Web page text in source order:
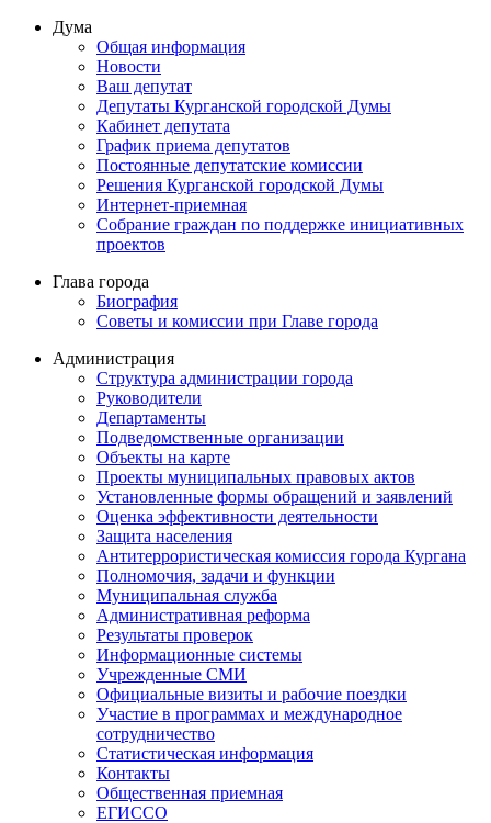
Дума
Общая информация
Новости
Ваш депутат
Депутаты Курганской городской Думы
Кабинет депутата
График приема депутатов
Постоянные депутатские комиссии
Решения Курганской городской Думы
Интернет-приемная
Собрание граждан по поддержке инициативных
проектов
Глава города
Биография
Советы и комиссии при Главе города
Администрация
Структура администрации города
Руководители
Департаменты
Подведомственные организации
Объекты на карте
Проекты муниципальных правовых актов
Установленные формы обращений и заявлений
Оценка эффективности деятельности
Защита населения
Антитеррористическая комиссия города Кургана
Полномочия, задачи и функции
Муниципальная служба
Административная реформа
Результаты проверок
Информационные системы
Учрежденные СМИ
Официальные визиты и рабочие поездки
Участие в программах и международное
сотрудничество
Статистическая информация
Контакты
Общественная приемная
ЕГИССО